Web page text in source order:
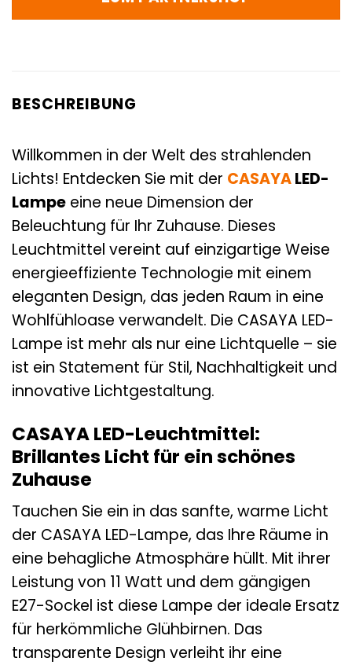
BESCHREIBUNG
Willkommen in der Welt des strahlenden
Lichts! Entdecken Sie mit der CASAYALED-
Lampe eine neue Dimension der
Beleuchtung für Ihr Zuhause. Dieses
Leuchtmittel vereint auf einzigartige Weise
energieeffiziente Technologie mit einem
eleganten Design, das jeden Raum in eine
Wohlfühloase verwandelt. Die CASAYA LED-
Lampe ist mehr als nur eine Lichtquelle – sie
ist ein Statement für Stil, Nachhaltigkeit und
innovative Lichtgestaltung.
CASAYA LED-Leuchtmittel:
Brillantes Licht für ein schönes
Zuhause
Tauchen Sie ein in das sanfte, warme Licht
der CASAYA LED-Lampe, das Ihre Räume in
eine behagliche Atmosphäre hüllt. Mit ihrer
Leistung von 11 Watt und dem gängigen
E27-Sockel ist diese Lampe der ideale Ersatz
für herkömmliche Glühbirnen. Das
transparente Design verleiht ihr eine